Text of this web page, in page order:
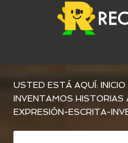
USTED ESTÁ AQUÍ:INICIO
INVENTAMOS HISTORIAS
EXPRESIÓN-ESCRITA-